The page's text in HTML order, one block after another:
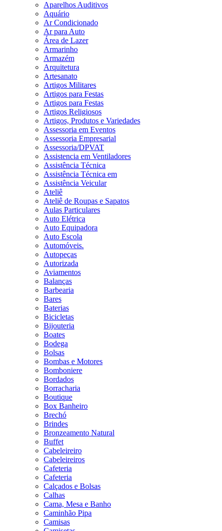
Aparelhos Auditivos
Aquário
Ar Condicionado
Ar para Auto
Área de Lazer
Armarinho
Armazém
Arquitetura
Artesanato
Artigos Militares
Artigos para Festas
Artigos para Festas
Artigos Religiosos
Artigos, Produtos e Variedades
Assessoria em Eventos
Assessoria Empresarial
Assessoria/DPVAT
Assistencia em Ventiladores
Assistência Técnica
Assistência Técnica em
Assistência Veicular
Ateliê
Ateliê de Roupas e Sapatos
Aulas Particulares
Auto Elétrica
Auto Equipadora
Auto Escola
Automóveis.
Autopeças
Autorizada
Aviamentos
Balanças
Barbearia
Bares
Baterias
Bicicletas
Bijouteria
Boates
Bodega
Bolsas
Bombas e Motores
Bomboniere
Bordados
Borracharia
Boutique
Box Banheiro
Brechó
Brindes
Bronzeamento Natural
Buffet
Cabeleireiro
Cabeleireiros
Cafeteria
Cafeteria
Calçados e Bolsas
Calhas
Cama, Mesa e Banho
Caminhão Pipa
Camisas